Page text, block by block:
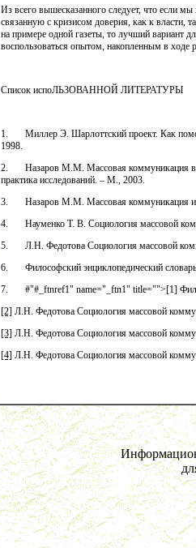
Из всего вышесказанного следует, что если
связанную с кризисом доверия, как к власти,
на примере одной газеты, то лучший вариант
воспользоваться опытом, накопленным в ходе
Список испоЛЬЗОВАННОЙ ЛИТЕРАТУРЫ
1. Миллер Э. Шарлоттский проект. Как
1998.
2. Назаров М.М. Массовая коммуникация в
практика исследований. – М., 2003.
3. Назаров М.М. Массовая коммуникация и
4. Науменко Т. В. Социология массовой
5. Л.Н. Федотова Социология массовой
6. Философский энциклопедический
7. #"#_ftnref1" name="_ftn1" title="">[1]
[2] Л.Н. Федотова Социология массовой
[3] Л.Н. Федотова Социология массовой
[4] Л.Н. Федотова Социология массовой